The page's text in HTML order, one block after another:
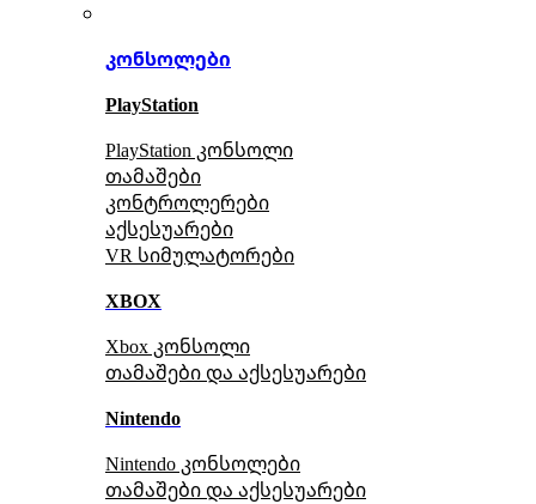
კონსოლები
PlayStation
PlayStation კონსოლი
თამაშები
კონტროლერები
აქსესუარები
VR სიმულატორები
XBOX
Xbox კონსოლი
თამაშები და აქსესუარები
Nintendo
Nintendo კონსოლები
თამაშები და აქსესუარები